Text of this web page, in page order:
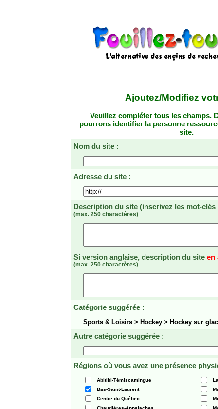
Ajoutez/Modifiez
Veuillez compléter tous les champs.
pourrons identifier la personne
site.
Nom du site :
Adresse du site :
Description du site (inscrivez les mot-
(max. 250 charactères)
Si version anglaise, description du site en
(max. 250 charactères)
Catégorie suggérée :
Sports & Loisirs > Hockey > Hockey sur
Autre catégorie suggérée :
Régions où vous avez une présence
Abitibi-Témiscamingue
Bas-Saint-Laurent
Centre du Québec
Chaudières-Appalaches